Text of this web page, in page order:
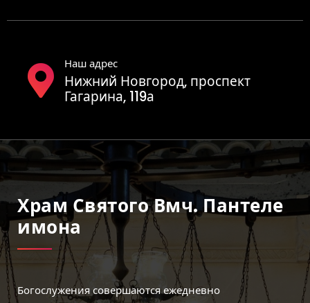
Наш адрес
Нижний Новгород, проспект
Гагарина, 119а
Храм Святого Вмч. Пантеле
Имона
Богослужения совершаются ежедневно